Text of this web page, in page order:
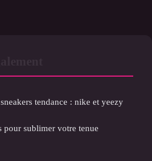
tendance : nike et yeezy
pour sublimer votre tenue